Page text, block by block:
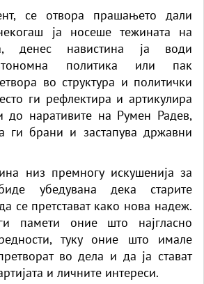
се отвора прашањето дали
ја носеше тежината на
денес навистина ја води
политика или пак
во структура и политички
ги рефлектира и артикулира
до наративите на Румен Радев,
ги брани и застапува државни
низ премногу искушенија за
убедувана дека старите
се претстават како нова надеж.
памети оние што најгласно
туку оние што имале
во дела и да ја стават
и личните интереси.